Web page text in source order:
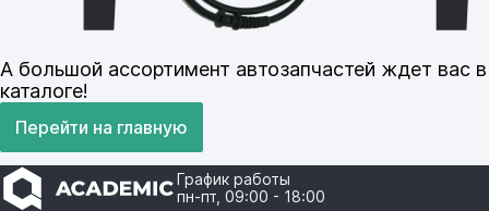
А большой ассортимент автозапчастей ждет вас в
каталоге!
Перейти на главную
График работы
пн-пт, 09:00 - 18:00